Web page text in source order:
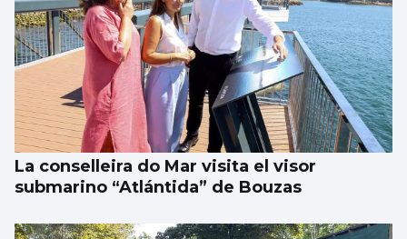
La conselleira do Mar visita el visor
submarino “Atlántida” de Bouzas